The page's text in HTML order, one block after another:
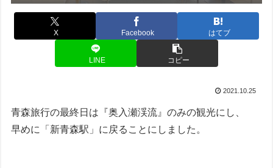
X Facebook はてブ
LINE コピー
2021.10.25
青森旅行の最終日は『奥入瀬渓流』のみの観光にし、
早めに「新青森駅」に戻ることにしました。